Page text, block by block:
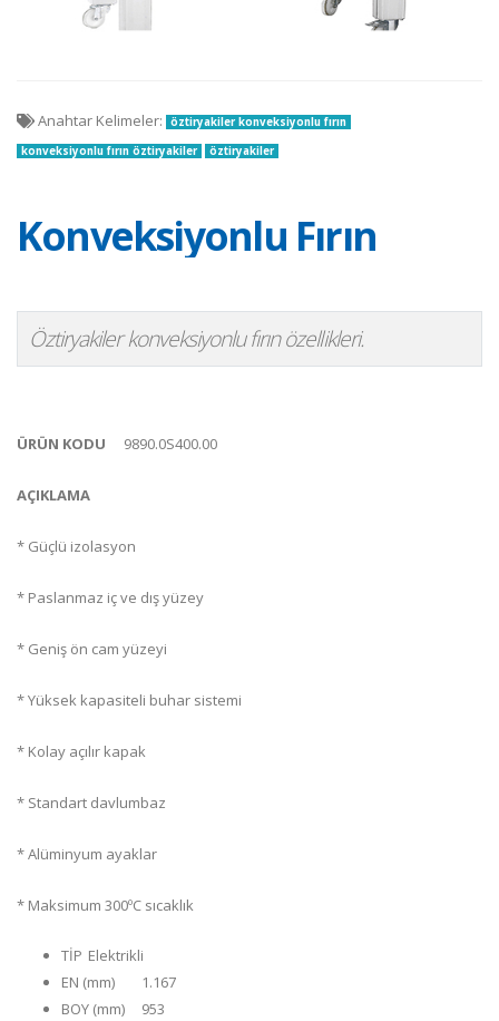
Konveksiyonlu Fırın
Öztiryakiler konveksiyonlu fırın özellikleri.
ÜRÜN KODU 9890.0S400.00
AÇIKLAMA
* Güçlü izolasyon
* Paslanmaz iç ve dış yüzey
* Geniş ön cam yüzeyi
* Yüksek kapasiteli buhar sistemi
* Kolay açılır kapak
* Standart davlumbaz
* Alüminyum ayaklar
* Maksimum 300ºC sıcaklık
TİP Elektrikli
EN (mm)
1.167
BOY (mm)
953
Anahtar Kelimeler:
öztiryakiler konveksiyonlu fırın
konveksiyonlu fırın öztiryakiler
öztiryakiler